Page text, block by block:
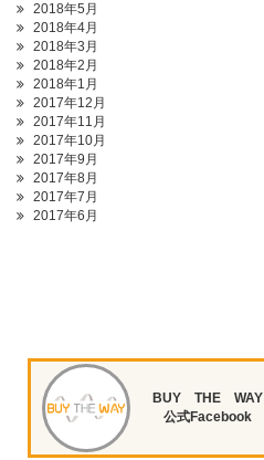
2018年5月
2018年4月
2018年3月
2018年2月
2018年1月
2017年12月
2017年11月
2017年10月
2017年9月
2017年8月
2017年7月
2017年6月
BUY THE WAY
公式Facebook